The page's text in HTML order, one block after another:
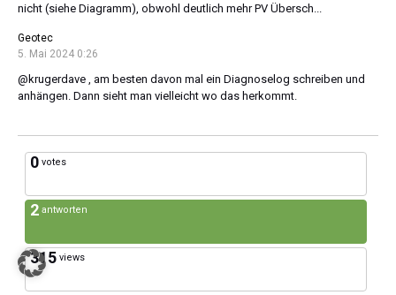
nicht (siehe Diagramm), obwohl deutlich mehr PV Übersch...
Geotec
5. Mai 2024 0:26
@krugerdave , am besten davon mal ein Diagnoselog schreiben und
anhängen. Dann sieht man vielleicht wo das herkommt.
0 votes
2 antworten
315 views